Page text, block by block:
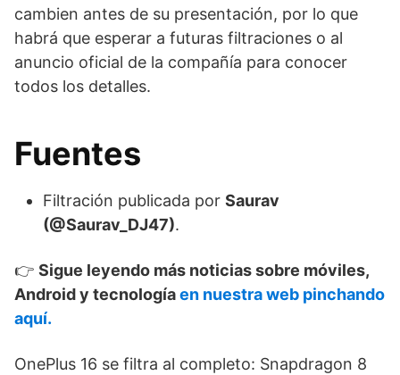
cambien antes de su presentación, por lo que
habrá que esperar a futuras filtraciones o al
anuncio oficial de la compañía para conocer
todos los detalles.
Fuentes
Filtración publicada por Saurav
(@Saurav_DJ47).
👉 Sigue leyendo más noticias sobre móviles,
Android y tecnologíaen nuestra web pinchando
aquí.
OnePlus 16 se filtra al completo: Snapdragon 8